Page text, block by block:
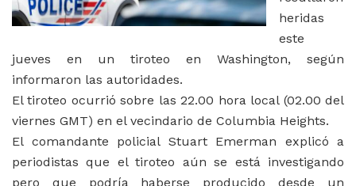
heridas
este
jueves en un tiroteo en Washington, según
informaron las autoridades.
El tiroteo ocurrió sobre las 22.00 hora local (02.00 del
viernes GMT) en el vecindario de Columbia Heights.
El comandante policial Stuart Emerman explicó a
periodistas que el tiroteo aún se está investigando
pero que podría haberse producido desde un